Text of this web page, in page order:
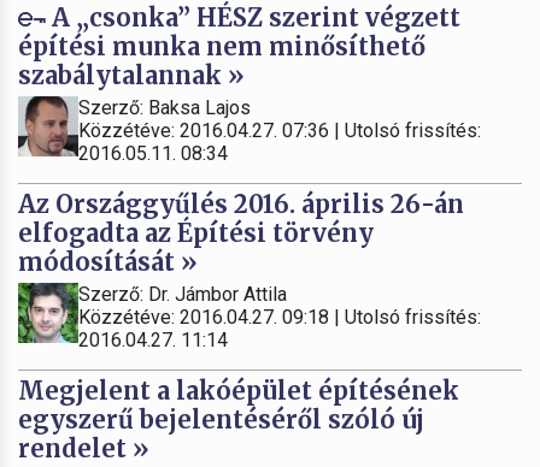
A „csonka” HÉSZ szerint végzett
építési munka nem minősíthető
szabálytalannak »
Szerző: Baksa Lajos
Közzétéve: 2016.04.27. 07:36 | Utolsó frissítés:
2016.05.11. 08:34
Az Országgyűlés 2016. április 26-án
elfogadta az Építési törvény
módosítását »
Szerző: Dr. Jámbor Attila
Közzétéve: 2016.04.27. 09:18 | Utolsó frissítés:
2016.04.27. 11:14
Megjelent a lakóépület építésének
egyszerű bejelentéséről szóló új
rendelet »